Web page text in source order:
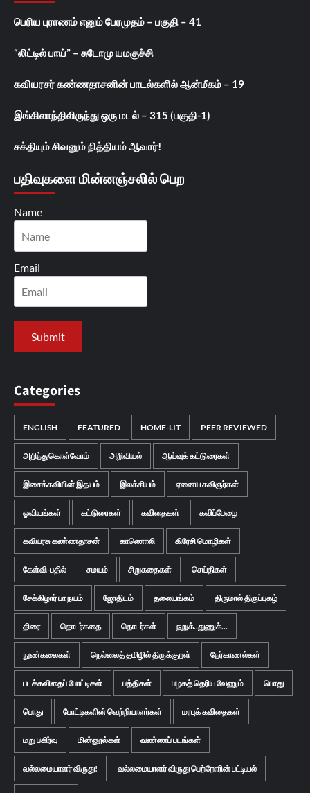
பெரிய புராணம் எனும் பேரமுதம் – பகுதி – 41
“லிட்டில் பாய்” – சுடோமு யமகுச்சி
கவியரசர் கண்ணதாசனின் பாடல்களில் ஆன்மீகம் – 19
இங்கிலாந்திலிருந்து ஒரு மடல் – 315 (பகுதி-1)
சக்தியும் சிவனும் நித்தியம் ஆவார்!
பதிவுகளை மின்னஞ்சலில் பெற
Name
Email
Categories
ENGLISH FEATURED HOME-LIT PEER REVIEWED
அறிந்துகொள்வோம் அறிவியல் ஆய்வுக் கட்டுரைகள்
இசைக்கவியின் இதயம் இலக்கியம் ஏனைய கவிஞர்கள்
ஓவியங்கள் கட்டுரைகள் கவிதைகள் கவிப்பேழை
கவியரசு கண்ணதாசன் காணொலி கிரேசி மொழிகள்
கேள்வி-பதில் சமயம் சிறுகதைகள் செய்திகள்
சேக்கிழார் பா நயம் ஜோதிடம் தலையங்கம் திருமால் திருப்புகழ்
திரை தொடர்கதை தொடர்கள் நறுக்..துணுக்...
நுண்கலைகள் நெல்லைத் தமிழில் திருக்குறள் நேர்காணல்கள்
படக்கவிதைப் போட்டிகள் பத்திகள் பழகத் தெரிய வேணும் பொது
பொது போட்டிகளின் வெற்றியாளர்கள் மரபுக் கவிதைகள்
மறு பகிர்வு மின்னூல்கள் வண்ணப் படங்கள்
வல்லமையாளர் விருது! வல்லமையாளர் விருது பெற்றோரின் பட்டியல்